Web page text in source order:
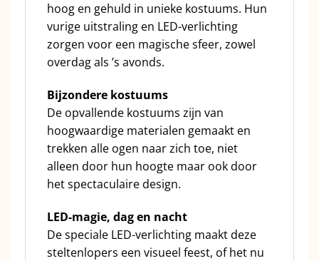
hoog en gehuld in unieke kostuums. Hun
vurige uitstraling en LED-verlichting
zorgen voor een magische sfeer, zowel
overdag als ’s avonds.
Bijzondere kostuums
De opvallende kostuums zijn van
hoogwaardige materialen gemaakt en
trekken alle ogen naar zich toe, niet
alleen door hun hoogte maar ook door
het spectaculaire design.
LED-magie, dag en nacht
De speciale LED-verlichting maakt deze
steltenlopers een visueel feest, of het nu